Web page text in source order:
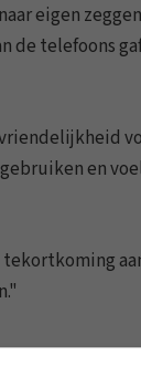
eigen
de telefoons
en